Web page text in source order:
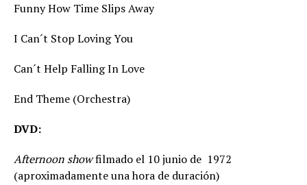
Funny How Time Slips Away
I Can´t Stop Loving You
Can´t Help Falling In Love
End Theme (Orchestra)
DVD:
Afternoon showfilmado el 10 junio de 1972
(aproximadamente una hora de duración)